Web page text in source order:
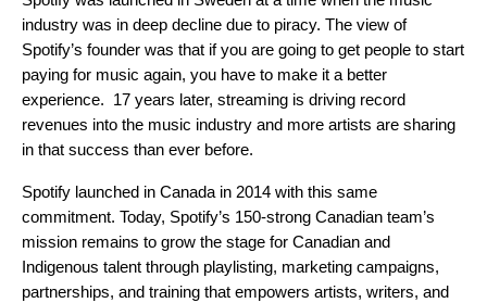
industry was in deep decline due to piracy. The view of
Spotify’s founder was that if you are going to get people to start
paying for music again, you have to make it a better
experience. 17 years later, streaming is driving record
revenues into the music industry and more artists are sharing
in that success than ever before.
Spotify launched in Canada in 2014 with this same
commitment. Today, Spotify’s 150-strong Canadian team’s
mission remains to grow the stage for Canadian and
Indigenous talent through playlisting, marketing campaigns,
partnerships, and training that empowers artists, writers, and